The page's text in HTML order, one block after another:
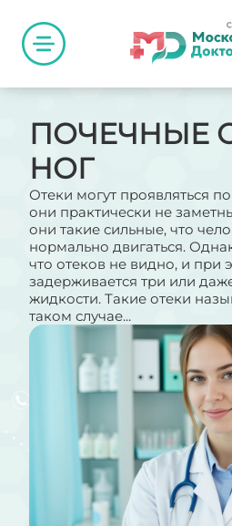
ПОЧЕЧНЫЕ
НОГ
Отеки могут проявляться
они практически не
они такие сильные, что
нормально двигаться.
что отеков не видно, и при
задерживается три или
жидкости. Такие отеки
таком случае...